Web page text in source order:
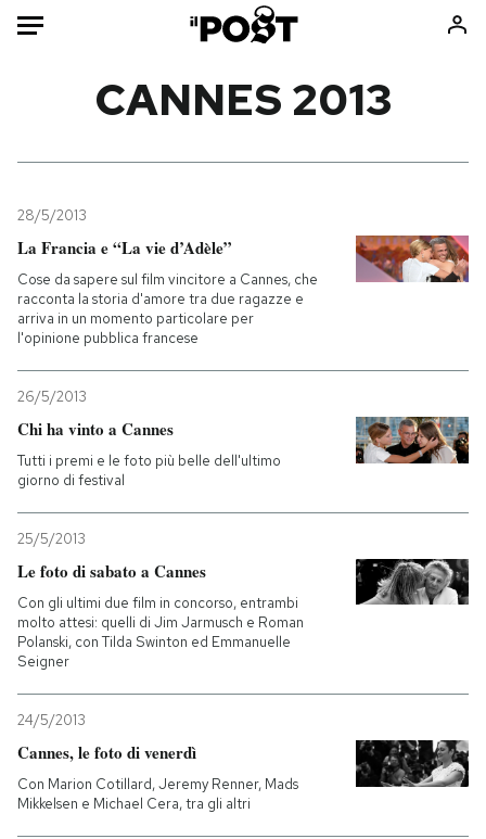
Mondo
Politica
Tecnologia
Internet
Scienza
Cultura
Economia
Sport
Consumismi
Storie/Idee
Ok Boomer!
Europa
Mondiali calcio 2026
PODCAST
NEWSLETTER
I MIEI PREFERITI
SHOP
CALENDARIO
CANNES 2013
28/5/2013
La Francia e “La vie d’Adèle”
Cose da sapere sul film vincitore a Cannes, che
racconta la storia d'amore tra due ragazze e
arriva in un momento particolare per
l'opinione pubblica francese
26/5/2013
Chi ha vinto a Cannes
Tutti i premi e le foto più belle dell'ultimo
giorno di festival
25/5/2013
Le foto di sabato a Cannes
Con gli ultimi due film in concorso, entrambi
molto attesi: quelli di Jim Jarmusch e Roman
Polanski, con Tilda Swinton ed Emmanuelle
Seigner
24/5/2013
Cannes, le foto di venerdì
Con Marion Cotillard, Jeremy Renner, Mads
Mikkelsen e Michael Cera, tra gli altri